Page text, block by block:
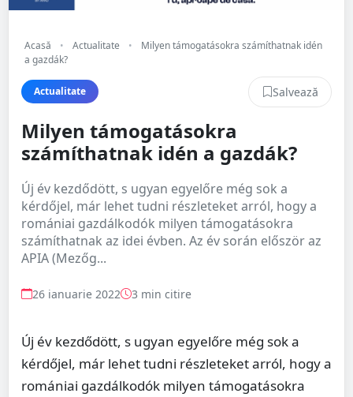
Acasă • Actualitate •
Milyen támogatásokra számíthatnak idén
a gazdák?
Actualitate Salvează
Milyen támogatásokra
számíthatnak idén a gazdák?
Új év kezdődött, s ugyan egyelőre még sok a
kérdőjel, már lehet tudni részleteket arról, hogy a
romániai gazdálkodók milyen támogatásokra
számíthatnak az idei évben. Az év során először az
APIA (Mezőg...
26 ianuarie 2022 3 min citire
Új év kezdődött, s ugyan egyelőre még sok a
kérdőjel, már lehet tudni részleteket arról, hogy a
romániai gazdálkodók milyen támogatásokra